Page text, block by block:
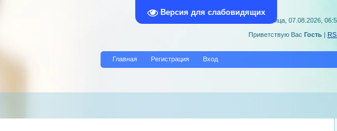
Версия для слабовидящих
Пятница, 07.08.2026,
Приветствую Вас Гость |
Главная Регистрация Вход